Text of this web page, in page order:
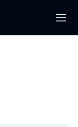
Hledat